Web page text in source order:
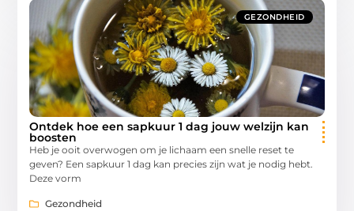
GEZONDHEID
Ontdek hoe een sapkuur 1 dag jouw welzijn kan
boosten
Heb je ooit overwogen om je lichaam een snelle reset te
geven? Een sapkuur 1 dag kan precies zijn wat je nodig hebt.
Deze vorm
Gezondheid